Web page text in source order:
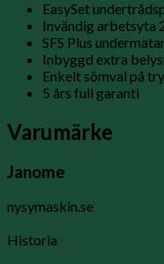
EasySet
Invändig arbetsyta
SFS Plus
Inbyggd extra
Enkelt sömval på
5 års full garanti
Varumärke
Janome
nysymaskin.se
Historia